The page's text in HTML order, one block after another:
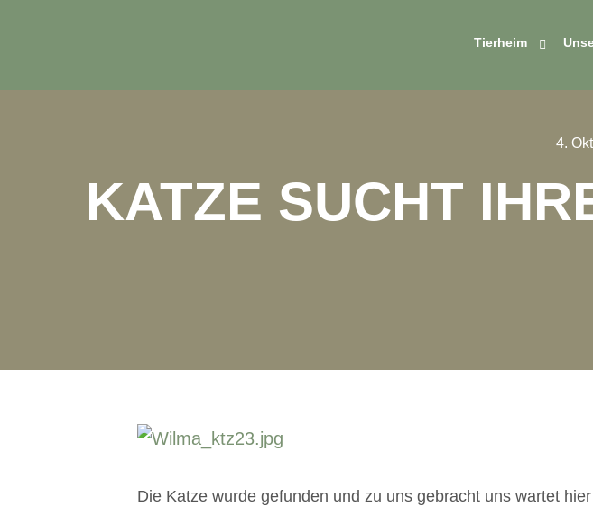
Tierheim
4.
KATZE SUCHT
Die Katze wurde gefunden und zu uns gebracht uns wartet